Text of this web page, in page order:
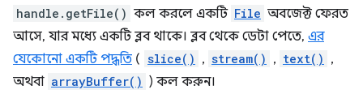
handle.getFile() কল করলে একটি File অবজেক্ট ফেরত
আসে, যার মধ্যে একটি ব্লব থাকে। ব্লব থেকে ডেটা পেতে, এর
যেকোনো একটি পদ্ধতি ( slice() , stream() , text() ,
অথবা arrayBuffer() ) কল করুন।